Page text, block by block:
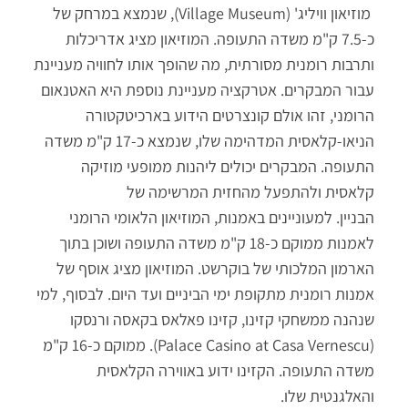
מוזיאון וויליג' (Village Museum) , שנמצא במרחק של
כ-7.5 ק"מ משדה התעופה. המוזיאון מציג אדריכלות
ותרבות רומנית מסורתית, מה שהופך אותו לחוויה מעניינת
עבור המבקרים. אטרקציה מעניינת נוספת היא האטנאום
הרומני, זהו אולם קונצרטים הידוע בארכיטקטורה
הניאו-קלאסית המדהימה שלו, שנמצא כ-17 ק"מ משדה
התעופה. המבקרים יכולים ליהנות ממופעי מוזיקה
קלאסית ולהתפעל מהחזית המרשימה של
הבניין. למעוניינים באמנות, המוזיאון הלאומי הרומני
לאמנות ממוקם כ-18 ק"מ משדה התעופה ושוכן בתוך
הארמון המלכותי של בוקרשט. המוזיאון מציג אוסף של
אמנות רומנית מתקופת ימי הביניים ועד היום. לבסוף, למי
שנהנה ממשחקי קזינו, קזינו פאלאס בקאסה ורנסקו
(Palace Casino at Casa Vernescu). ממוקם כ-16 ק"מ
משדה התעופה. הקזינו ידוע באווירה הקלאסית
והאלגנטית שלו.